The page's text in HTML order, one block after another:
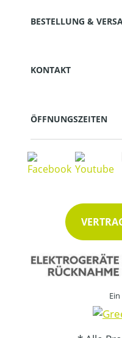
BESTELLUNG &
KONTAKT
ÖFFNUNGSZEITEN